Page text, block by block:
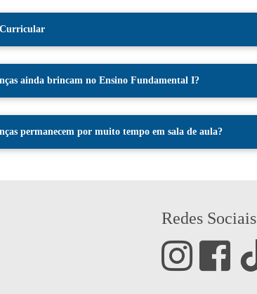
ainda brincam no Ensino Fundamental I?
permanecem por muito tempo em sala de aula?
Redes Sociais